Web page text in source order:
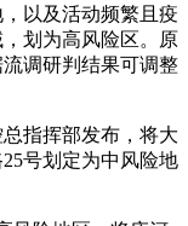
以及活动频繁且疫
划为高风险区。原
调研判结果可调整
指挥部发布，将大
号划定为中风险地